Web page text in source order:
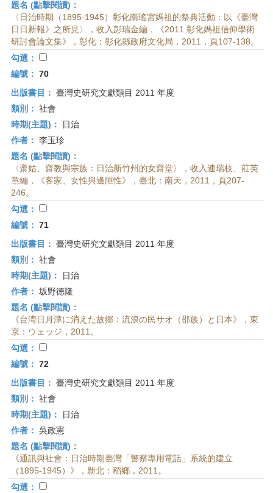
題名 (點擊閱讀)：
〈日治時期（1895-1945）彰化南瑤宮媽祖的祭典活動：以《臺灣
日日新報》之所見〉，收入彭瑞金編，《2011 彰化媽祖信仰學術
研討會論文集》，彰化：彰化縣政府文化局，2011，頁107-138。
勾選：
編號： 70
出版書目： 臺灣史研究文獻類目 2011 年度
類別： 社會
時期(主題)：
日治
作者： 李玉珍
題名 (點擊閱讀)：
〈齋姑、齋教與宗族：日治新竹州的女齋堂〉，收入連瑞枝、莊英
章編，《客家、女性與邊陲性》，臺北：南天，2011，頁207-
246。
勾選：
編號： 71
出版書目： 臺灣史研究文獻類目 2011 年度
類別： 社會
時期(主題)：
日治
作者： 坂野徳隆
題名 (點擊閱讀)：
《台湾日月潭に消えた故郷：流浪の民サオ（邵族）と日本》，東
京：ウェッジ，2011。
勾選：
編號： 72
出版書目： 臺灣史研究文獻類目 2011 年度
類別： 社會
時期(主題)：
日治
作者： 吳政憲
題名 (點擊閱讀)：
《通訊與社會：日治時期臺灣「警察專用電話」系統的建立
（1895-1945）》，新北：稻鄉，2011。
勾選：